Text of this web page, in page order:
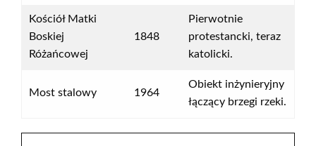
Kościół Matki
Boskiej
Różańcowej
1848
Pierwotnie
protestancki, teraz
katolicki.
Most stalowy 1964
Obiekt inżynieryjny
łączący brzegi rzeki.